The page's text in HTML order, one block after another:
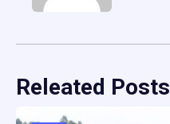
Releated Posts